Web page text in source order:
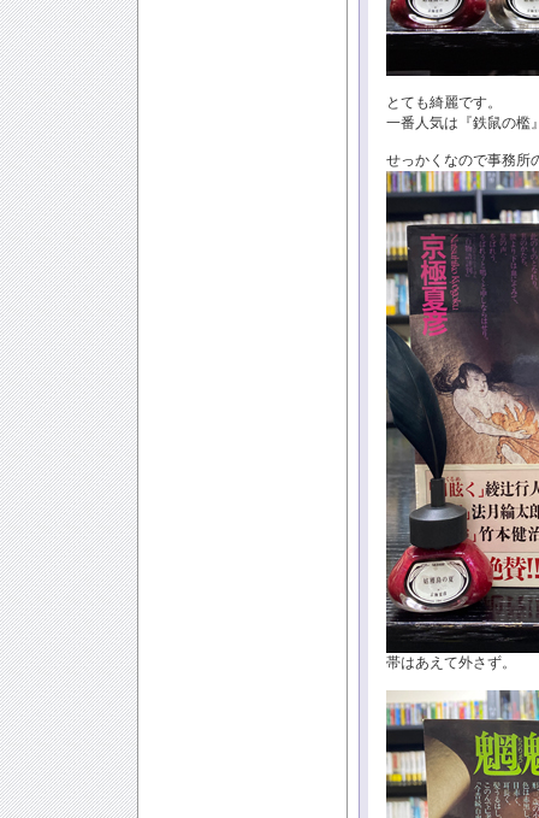
とても綺麗です。
一番人気は『鉄鼠の檻
せっかくなので事務所
帯はあえて外さず。